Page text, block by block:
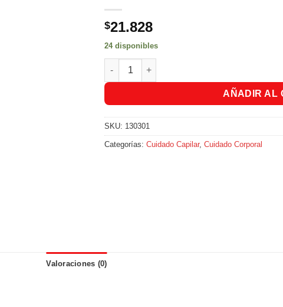
$21.828
24 disponibles
Mascarilla para Cabellos Borgoña
AÑADIR AL
SKU: 130301
Categorías:Cuidado Capilar,Cuidado Corporal
Valoraciones (0)